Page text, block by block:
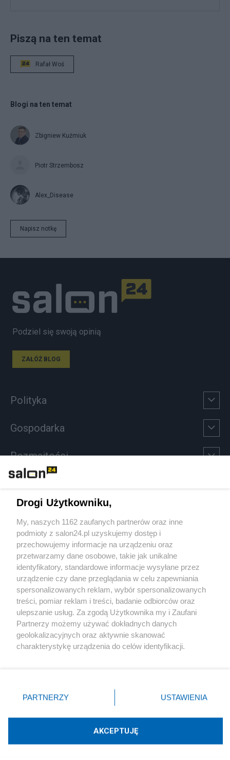
Piszą na ten temat
Rafał Woś
Blogi na ten temat
Zbigniew Kuźmiuk
Piotr Strzembosz
Alex_Disease
Napisz notkę
Podziel się swoją opinią
ZAŁÓŻ BLOG
Polityka
Gospodarka
Rozmaitości
Sport
Społeczeństwo
Kultura
X Facebook Instagram Youtube
Technologię dostarcza:W3media.pl
Drogi Użytkowniku,
My, naszych 1162 zaufanych partnerów oraz inne
podmioty z salon24.pl uzyskujemy dostęp i
przechowujemy informacje na urządzeniu oraz
przetwarzamy dane osobowe, takie jak unikalne
identyfikatory, standardowe informacje wysyłane przez
urządzenie czy dane przeglądania w celu zapewniania
spersonalizowanych reklam, wybór spersonalizowanych
treści, pomiar reklam i treści, badanie odbiorców oraz
ulepszanie usług. Za zgodą Użytkownika my i Zaufani
Partnerzy możemy używać dokładnych danych
geolokalizacyjnych oraz aktywnie skanować
charakterystykę urządzenia do celów identyfikacji.
zmienić/wycofać klikając przycisk ustawień prywatności
znajdujący się w lewym dolnym rogu strony
rodzaje przetwarzania danych nie wymagają zgody
użytkownika, ale masz prawo sprzeciwić się takiemu
przetwarzaniu. Preferencje będą miały zastosowania tylko
PARTNERZY USTAWIENIA
AKCEPTUJĘ